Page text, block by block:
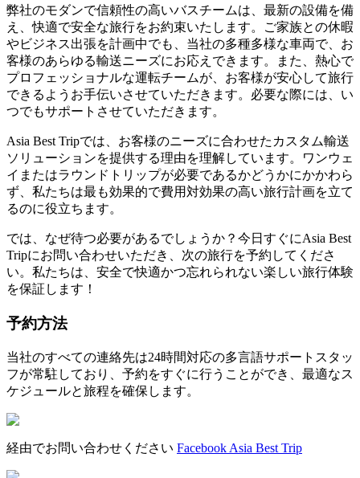
弊社のモダンで信頼性の高いバスチームは、最新の設備を備
え、快適で安全な旅行をお約束いたします。ご家族との休暇
やビジネス出張を計画中でも、当社の多種多様な車両で、お
客様のあらゆる輸送ニーズにお応えできます。また、熱心で
プロフェッショナルな運転チームが、お客様が安心して旅行
できるようお手伝いさせていただきます。必要な際には、い
つでもサポートさせていただきます。
Asia Best Tripでは、お客様のニーズに合わせたカスタム輸送
ソリューションを提供する理由を理解しています。ワンウェ
イまたはラウンドトリップが必要であるかどうかにかかわら
ず、私たちは最も効果的で費用対効果の高い旅行計画を立て
るのに役立ちます。
では、なぜ待つ必要があるでしょうか？今日すぐにAsia Best
Tripにお問い合わせいただき、次の旅行を予約してくださ
い。私たちは、安全で快適かつ忘れられない楽しい旅行体験
を保証します！
予約方法
当社のすべての連絡先は24時間対応の多言語サポートスタッ
フが常駐しており、予約をすぐに行うことができ、最適なス
ケジュールと旅程を確保します。
経由でお問い合わせください Facebook Asia Best Trip